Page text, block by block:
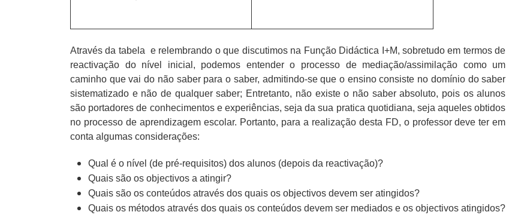
Através da tabela e relembrando o que discutimos na Função Didáctica I+M, sobretudo em termos de
reactivação do nível inicial, podemos entender o processo de mediação/assimilação como um
caminho que vai do não saber para o saber, admitindo-se que o ensino consiste no domínio do saber
sistematizado e não de qualquer saber; Entretanto, não existe o não saber absoluto, pois os alunos
são portadores de conhecimentos e experiências, seja da sua pratica quotidiana, seja aqueles obtidos
no processo de aprendizagem escolar. Portanto, para a realização desta FD, o professor deve ter em
conta algumas considerações:
Qual é o nível (de pré-requisitos) dos alunos (depois da reactivação)?
Quais são os objectivos a atingir?
Quais são os conteúdos através dos quais os objectivos devem ser atingidos?
Quais os métodos através dos quais os conteúdos devem ser mediados e os objectivos atingidos?